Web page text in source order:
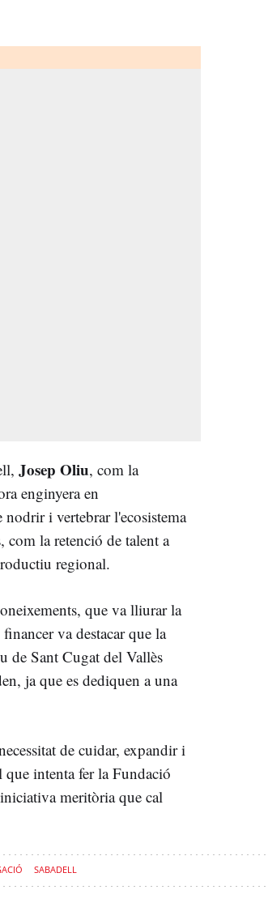
Josep Oliu, com la
enginyera en
i vertebrar l'ecosistema
la retenció de talent a
regional.
que va lliurar la
va destacar que la
de Sant Cugat del Vallès
ja que es dediquen a una
de cuidar, expandir i
que intenta fer la Fundació
meritòria que cal
SABADELL